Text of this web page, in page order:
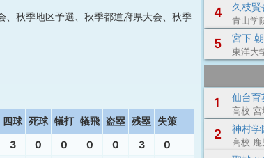
、秋季地区予選、秋季都道府県大会、秋季
四球 死球 犠打 犠飛 盗塁 残塁 失策 打
3 0 0 0 0 3 0
4 久枝賢
青山学
5 宮下
東洋大
1
仙台育
高校 宮
2 神村学
高校 鹿